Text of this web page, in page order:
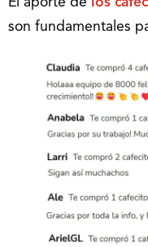
El aporte de los
son fundamentales